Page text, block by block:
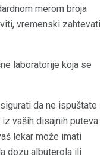
merom broja
vremenski zahtevati
laboratorije koja se
da ne ispuštate
vaših disajnih puteva.
lekar može imati
dozu albuterola ili